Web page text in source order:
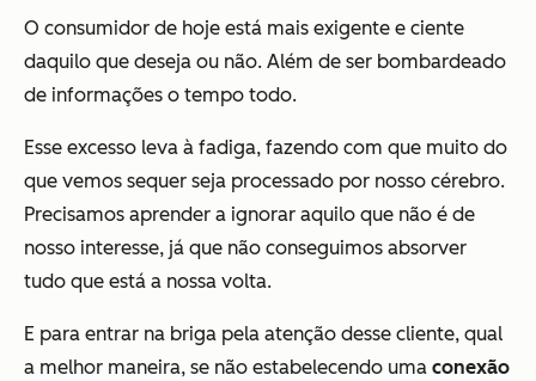
O consumidor de hoje está mais exigente e ciente
daquilo que deseja ou não. Além de ser bombardeado
de informações o tempo todo.
Esse excesso leva à fadiga, fazendo com que muito do
que vemos sequer seja processado por nosso cérebro.
Precisamos aprender a ignorar aquilo que não é de
nosso interesse, já que não conseguimos absorver
tudo que está a nossa volta.
E para entrar na briga pela atenção desse cliente, qual
a melhor maneira, se não estabelecendo uma conexão